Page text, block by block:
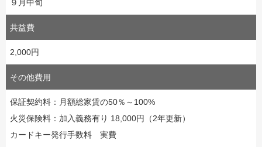
９月中旬
共益費
2,000円
その他費用
保証契約料：月額総家賃の50％～100%
火災保険料：加入義務有り 18,000円（2年更新）
カードキー発行手数料 実費